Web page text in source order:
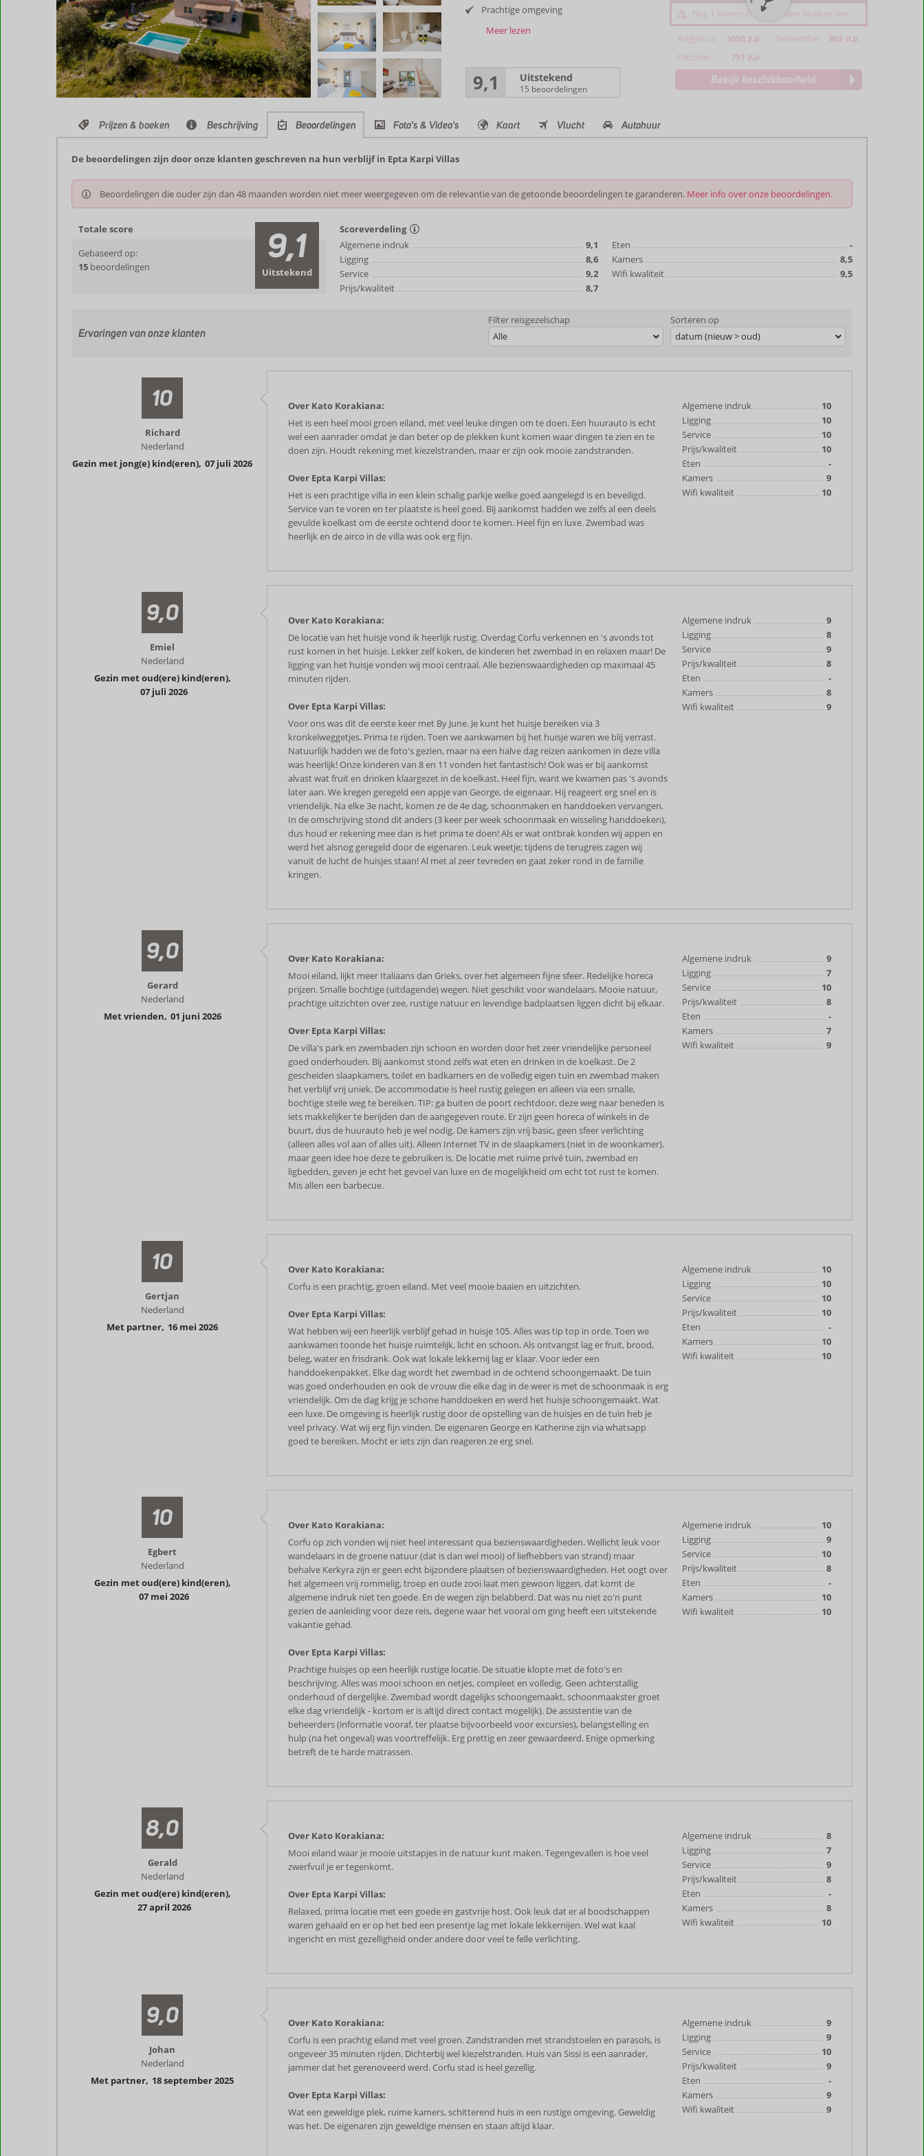
Prachtige omgeving
Meer lezen
9,1 Uitstekend
15 beoordelingen
Nog 1 kamer(s) beschikbaar op deze site
Augustus 1050 p.p. September 861 p.p.
Oktober 751 p.p.
Bekijk beschikbaarheid
Prijzen & boeken Beschrijving Beoordelingen Foto's & Video's Kaart Vlucht Autohuur
De beoordelingen zijn door onze klanten geschreven na hun verblijf in Epta Karpi Villas
Beoordelingen die ouder zijn dan 48 maanden worden niet meer weergegeven om de relevantie van de getoonde beoordelingen te garanderen. Meer info over onze beoordelingen.
Totale score
Gebaseerd op:
15 beoordelingen 9,1
Uitstekend
Scoreverdeling
Algemene indruk
9,1
Ligging
8,6
Service
9,2
Prijs/kwaliteit
8,7
Eten
-
Kamers
8,5
Wifi kwaliteit
9,5
Ervaringen van onze klanten
Filter reisgezelschap
Alle
Sorteren op
datum (nieuw > oud)
10
Richard
Nederland
Gezin met jong(e) kind(eren), 07 juli 2026
Over Kato Korakiana:
Het is een heel mooi groen eiland, met veel leuke dingen om te doen. Een huurauto is echt
wel een aanrader omdat je dan beter op de plekken kunt komen waar dingen te zien en te
doen zijn. Houdt rekening met kiezelstranden, maar er zijn ook mooie zandstranden.
Over Epta Karpi Villas:
Het is een prachtige villa in een klein schalig parkje welke goed aangelegd is en beveiligd.
Service van te voren en ter plaatste is heel goed. Bij aankomst hadden we zelfs al een deels
gevulde koelkast om de eerste ochtend door te komen. Heel fijn en luxe. Zwembad was
heerlijk en de airco in de villa was ook erg fijn.
Algemene indruk
10
Ligging
10
Service
10
Prijs/kwaliteit
10
Eten
-
Kamers
9
Wifi kwaliteit
10
9,0
Emiel
Nederland
Gezin met oud(ere) kind(eren),
07 juli 2026
Over Kato Korakiana:
De locatie van het huisje vond ik heerlijk rustig. Overdag Corfu verkennen en 's avonds tot
rust komen in het huisje. Lekker zelf koken, de kinderen het zwembad in en relaxen maar! De
ligging van het huisje vonden wij mooi centraal. Alle bezienswaardigheden op maximaal 45
minuten rijden.
Over Epta Karpi Villas:
Voor ons was dit de eerste keer met By June. Je kunt het huisje bereiken via 3
kronkelweggetjes. Prima te rijden. Toen we aankwamen bij het huisje waren we blij verrast.
Natuurlijk hadden we de foto's gezien, maar na een halve dag reizen aankomen in deze villa
was heerlijk! Onze kinderen van 8 en 11 vonden het fantastisch! Ook was er bij aankomst
alvast wat fruit en drinken klaargezet in de koelkast. Heel fijn, want we kwamen pas 's avonds
later aan. We kregen geregeld een appje van George, de eigenaar. Hij reageert erg snel en is
vriendelijk. Na elke 3e nacht, komen ze de 4e dag, schoonmaken en handdoeken vervangen.
In de omschrijving stond dit anders (3 keer per week schoonmaak en wisseling handdoeken),
dus houd er rekening mee dan is het prima te doen! Als er wat ontbrak konden wij appen en
werd het alsnog geregeld door de eigenaren. Leuk weetje; tijdens de terugreis zagen wij
vanuit de lucht de huisjes staan! Al met al zeer tevreden en gaat zeker rond in de familie
kringen.
Algemene indruk
9
Ligging
8
Service
9
Prijs/kwaliteit
8
Eten
-
Kamers
8
Wifi kwaliteit
9
9,0
Gerard
Nederland
Met vrienden, 01 juni 2026
Over Kato Korakiana:
Mooi eiland, lijkt meer Italiaans dan Grieks, over het algemeen fijne sfeer. Redelijke horeca
prijzen. Smalle bochtige (uitdagende) wegen. Niet geschikt voor wandelaars. Mooie natuur,
prachtige uitzichten over zee, rustige natuur en levendige badplaatsen liggen dicht bij elkaar.
Over Epta Karpi Villas:
De villa's park en zwembaden zijn schoon en worden door het zeer vriendelijke personeel
goed onderhouden. Bij aankomst stond zelfs wat eten en drinken in de koelkast. De 2
gescheiden slaapkamers, toilet en badkamers en de volledig eigen tuin en zwembad maken
het verblijf vrij uniek. De accommodatie is heel rustig gelegen en alleen via een smalle,
bochtige steile weg te bereiken. TIP: ga buiten de poort rechtdoor, deze weg naar beneden is
iets makkelijker te berijden dan de aangegeven route. Er zijn geen horeca of winkels in de
buurt, dus de huurauto heb je wel nodig. De kamers zijn vrij basic, geen sfeer verlichting
(alleen alles vol aan of alles uit). Alleen Internet TV in de slaapkamers (niet in de woonkamer),
maar geen idee hoe deze te gebruiken is. De locatie met ruime privé tuin, zwembad en
ligbedden, geven je echt het gevoel van luxe en de mogelijkheid om echt tot rust te komen.
Mis allen een barbecue.
Algemene indruk
9
Ligging
7
Service
10
Prijs/kwaliteit
8
Eten
-
Kamers
7
Wifi kwaliteit
9
10
Gertjan
Nederland
Met partner, 16 mei 2026
Over Kato Korakiana:
Corfu is een prachtig, groen eiland. Met veel mooie baaien en uitzichten.
Over Epta Karpi Villas:
Wat hebben wij een heerlijk verblijf gehad in huisje 105. Alles was tip top in orde. Toen we
aankwamen toonde het huisje ruimtelijk, licht en schoon. Als ontvangst lag er fruit, brood,
beleg, water en frisdrank. Ook wat lokale lekkernij lag er klaar. Voor ieder een
handdoekenpakket. Elke dag wordt het zwembad in de ochtend schoongemaakt. De tuin
was goed onderhouden en ook de vrouw die elke dag in de weer is met de schoonmaak is erg
vriendelijk. Om de dag krijg je schone handdoeken en werd het huisje schoongemaakt. Wat
een luxe. De omgeving is heerlijk rustig door de opstelling van de huisjes en de tuin heb je
veel privacy. Wat wij erg fijn vinden. De eigenaren George en Katherine zijn via whatsapp
goed te bereiken. Mocht er iets zijn dan reageren ze erg snel.
Algemene indruk
10
Ligging
10
Service
10
Prijs/kwaliteit
10
Eten
-
Kamers
10
Wifi kwaliteit
10
10
Egbert
Nederland
Gezin met oud(ere) kind(eren),
07 mei 2026
Over Kato Korakiana:
Corfu op zich vonden wij niet heel interessant qua bezienswaardigheden. Wellicht leuk voor
wandelaars in de groene natuur (dat is dan wel mooi) of liefhebbers van strand) maar
behalve Kerkyra zijn er geen echt bijzondere plaatsen of bezienswaardigheden. Het oogt over
het algemeen vrij rommelig, troep en oude zooi laat men gewoon liggen, dat komt de
algemene indruk niet ten goede. En de wegen zijn belabberd. Dat was nu niet zo'n punt
gezien de aanleiding voor deze reis, degene waar het vooral om ging heeft een uitstekende
vakantie gehad.
Over Epta Karpi Villas:
Prachtige huisjes op een heerlijk rustige locatie. De situatie klopte met de foto's en
beschrijving. Alles was mooi schoon en netjes, compleet en volledig. Geen achterstallig
onderhoud of dergelijke. Zwembad wordt dagelijks schoongemaakt, schoonmaakster groet
elke dag vriendelijk - kortom er is altijd direct contact mogelijk). De assistentie van de
beheerders (informatie vooraf, ter plaatse bijvoorbeeld voor excursies), belangstelling en
hulp (na het ongeval) was voortreffelijk. Erg prettig en zeer gewaardeerd. Enige opmerking
betreft de te harde matrassen.
Algemene indruk
10
Ligging
9
Service
10
Prijs/kwaliteit
8
Eten
-
Kamers
10
Wifi kwaliteit
10
8,0
Gerald
Nederland
Gezin met oud(ere) kind(eren),
27 april 2026
Over Kato Korakiana:
Mooi eiland waar je mooie uitstapjes in de natuur kunt maken. Tegengevallen is hoe veel
zwerfvuil je er tegenkomt.
Over Epta Karpi Villas:
Relaxed, prima locatie met een goede en gastvrije host. Ook leuk dat er al boodschappen
waren gehaald en er op het bed een presentje lag met lokale lekkernijen. Wel wat kaal
ingericht en mist gezelligheid onder andere door veel te felle verlichting.
Algemene indruk
8
Ligging
7
Service
9
Prijs/kwaliteit
8
Eten
-
Kamers
8
Wifi kwaliteit
10
9,0
Johan
Nederland
Met partner, 18 september 2025
Over Kato Korakiana:
Corfu is een prachtig eiland met veel groen. Zandstranden met strandstoelen en parasols, is
ongeveer 35 minuten rijden. Dichterbij wel kiezelstranden. Huis van Sissi is een aanrader,
jammer dat het gerenoveerd werd. Corfu stad is heel gezellig.
Over Epta Karpi Villas:
Wat een geweldige plek, ruime kamers, schitterend huis in een rustige omgeving. Geweldig
was het. De eigenaren zijn geweldige mensen en staan altijd klaar.
Algemene indruk
9
Ligging
9
Service
10
Prijs/kwaliteit
9
Eten
-
Kamers
9
Wifi kwaliteit
9